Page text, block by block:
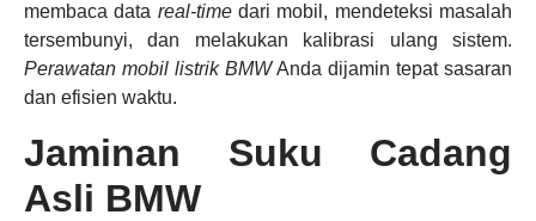
membaca data real-timedari mobil, mendeteksi masalah
tersembunyi, dan melakukan kalibrasi ulang sistem.
Perawatan mobil listrik BMWAnda dijamin tepat sasaran
dan efisien waktu.
Jaminan Suku Cadang
Asli BMW